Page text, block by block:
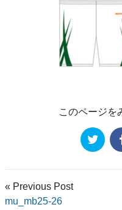
このページを
« Previous Post
mu_mb25-26